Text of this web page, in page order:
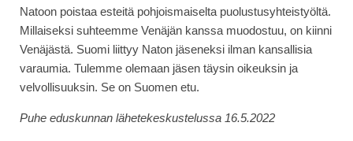
Natoon poistaa esteitä pohjoismaiselta puolustusyhteistyöltä.
Millaiseksi suhteemme Venäjän kanssa muodostuu, on kiinni
Venäjästä. Suomi liittyy Naton jäseneksi ilman kansallisia
varaumia. Tulemme olemaan jäsen täysin oikeuksin ja
velvollisuuksin. Se on Suomen etu.
Puhe eduskunnan lähetekeskustelussa 16.5.2022